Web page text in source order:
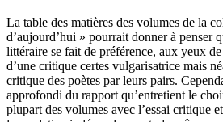
La table des matières des volumes de la
d’aujourd’hui » pourrait donner à penser
littéraire se fait de préférence, aux yeux
d’une critique certes vulgarisatrice mais
critique des poètes par leurs pairs.
approfondi du rapport qu’entretient le
plupart des volumes avec l’essai critique